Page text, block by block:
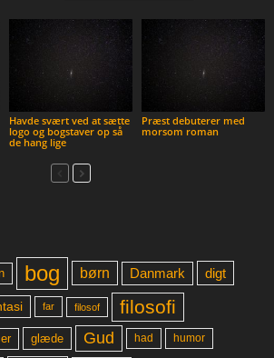
Havde svært ved at sætte
logo og bogstaver op så
de hang lige
Præst debuterer med
morsom roman
bog børn Danmark digt
far filosof
filosofi
glæde Gud had humor